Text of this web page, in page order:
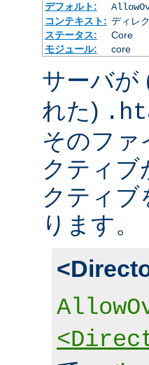
デフォルト:
コンテキスト: ディレ
ステータス:
Core
モジュール:
core
サーバが
れた)
そのファ
クティブ
クティブ
ります。